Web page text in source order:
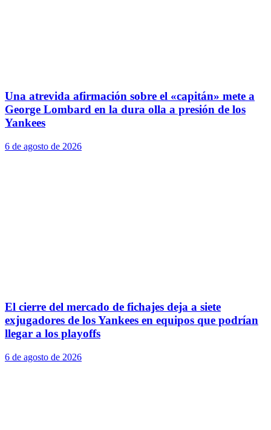
Una atrevida afirmación sobre el «capitán» mete a
George Lombard en la dura olla a presión de los
Yankees
6 de agosto de 2026
El cierre del mercado de fichajes deja a siete
exjugadores de los Yankees en equipos que podrían
llegar a los playoffs
6 de agosto de 2026